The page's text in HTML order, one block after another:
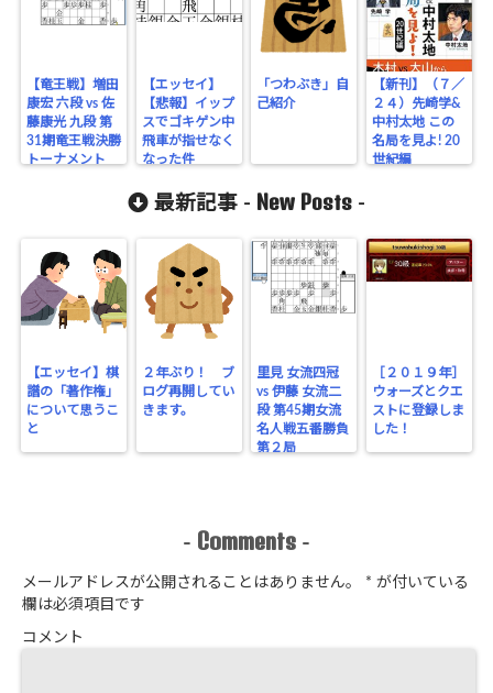
【竜王戦】増田
康宏 六段 vs 佐
藤康光 九段 第
31期竜王戦決勝
トーナメント
【エッセイ】
【悲報】イップ
スでゴキゲン中
飛車が指せなく
なった件
「つわぶき」自
己紹介
【新刊】（７／
２４）先崎学&
中村太地 この
名局を見よ! 20
世紀編
最新記事 - New Posts -
【エッセイ】棋
譜の「著作権」
について思うこ
と
２年ぶり！ ブ
ログ再開してい
きます。
里見 女流四冠
vs 伊藤 女流二
段 第45期女流
名人戦五番勝負
第２局
［２０１９年］
ウォーズとクエ
ストに登録しま
した！
- Comments -
メールアドレスが公開されることはありません。 * が付いている
欄は必須項目です
コメント